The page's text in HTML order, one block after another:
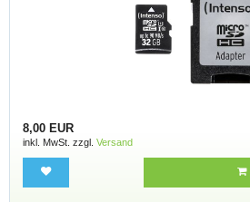
8,00 EUR
inkl. MwSt. zzgl. Versand